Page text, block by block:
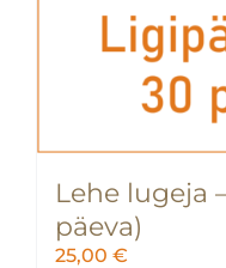
Lehe lugeja
päeva)
25,00 €